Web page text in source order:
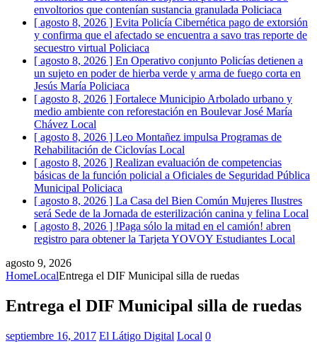
envoltorios que contenían sustancia granulada Policiaca
[ agosto 8, 2026 ] Evita Policía Cibernética pago de extorsión
y confirma que el afectado se encuentra a savo tras reporte de
secuestro virtual Policiaca
[ agosto 8, 2026 ] En Operativo conjunto Policías detienen a
un sujeto en poder de hierba verde y arma de fuego corta en
Jesús María Policiaca
[ agosto 8, 2026 ] Fortalece Municipio Arbolado urbano y
medio ambiente con reforestación en Boulevar José María
Chávez Local
[ agosto 8, 2026 ] Leo Montañez impulsa Programas de
Rehabilitación de Ciclovías Local
[ agosto 8, 2026 ] Realizan evaluación de competencias
básicas de la función policial a Oficiales de Seguridad Pública
Municipal Policiaca
[ agosto 8, 2026 ] La Casa del Bien Común Mujeres Ilustres
será Sede de la Jornada de esterilización canina y felina Local
[ agosto 8, 2026 ] !Paga sólo la mitad en el camión! abren
registro para obtener la Tarjeta YOVOY Estudiantes Local
agosto 9, 2026
HomeLocalEntrega el DIF Municipal silla de ruedas
Entrega el DIF Municipal silla de ruedas
septiembre 16, 2017 El Látigo Digital Local 0